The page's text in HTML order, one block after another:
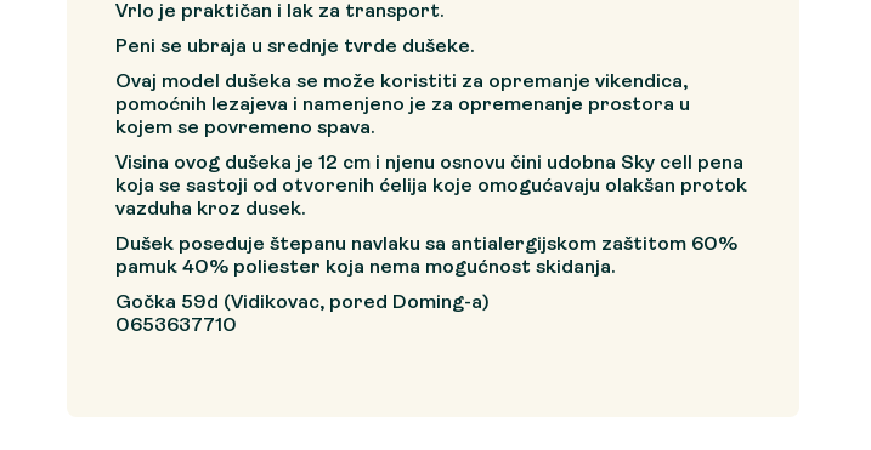
Vrlo je praktičan i lak za transport.
Peni se ubraja u srednje tvrde dušeke.
Ovaj model dušeka se može koristiti za opremanje vikendica,
pomoćnih lezajeva i namenjeno je za opremenanje prostora u
kojem se povremeno spava.
Visina ovog dušeka je 12 cm i njenu osnovu čini udobna Sky cell pena
koja se sastoji od otvorenih ćelija koje omogućavaju olakšan protok
vazduha kroz dusek.
Dušek poseduje štepanu navlaku sa antialergijskom zaštitom 60%
pamuk 40% poliester koja nema mogućnost skidanja.
Gočka 59d (Vidikovac, pored Doming-a)
0653637710